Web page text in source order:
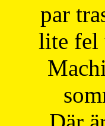
par
lite fel